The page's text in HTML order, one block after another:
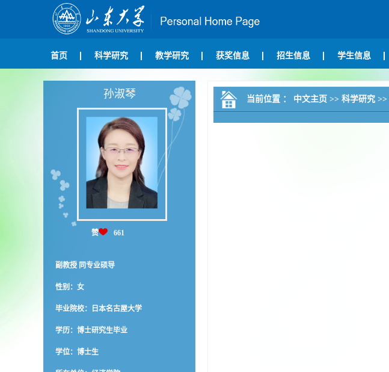
首页 科学研究 教学研究 获奖信息 招生信息 学生信息
孙淑琴
赞 661
副教授 同专业硕导
性别：女
毕业院校：日本名古屋大学
学历：博士研究生毕业
学位：博士生
当前位置 ： 中文主页 >> 科学研究 >>